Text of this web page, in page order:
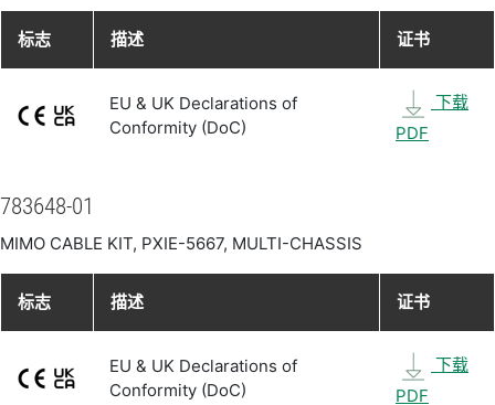
标志 描述 证书
EU & UK Declarations of
Conformity (DoC)
下载
PDF
783648-01
MIMO CABLE KIT, PXIE-5667, MULTI-CHASSIS
标志 描述 证书
EU & UK Declarations of
Conformity (DoC)
下载
PDF